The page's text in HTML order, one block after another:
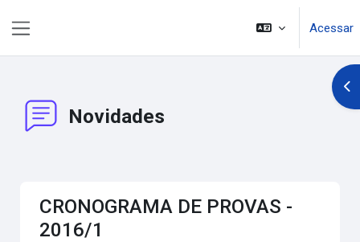
Acessar
Novidades
CRONOGRAMA DE PROVAS -
2016/1